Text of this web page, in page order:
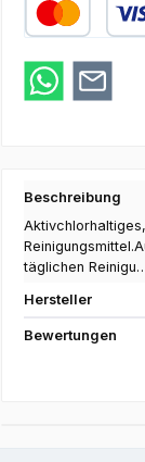
Beschreibung
täglichen
Hersteller
Bewertungen